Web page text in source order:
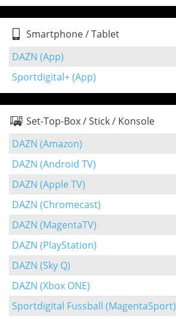
Smartphone / Tablet
DAZN (App)
Sportdigital+ (App)
Set-Top-Box / Stick / Konsole
DAZN (Amazon)
DAZN (Android TV)
DAZN (Apple TV)
DAZN (Chromecast)
DAZN (MagentaTV)
DAZN (PlayStation)
DAZN (Sky Q)
DAZN (Xbox ONE)
Sportdigital Fussball (MagentaSport)